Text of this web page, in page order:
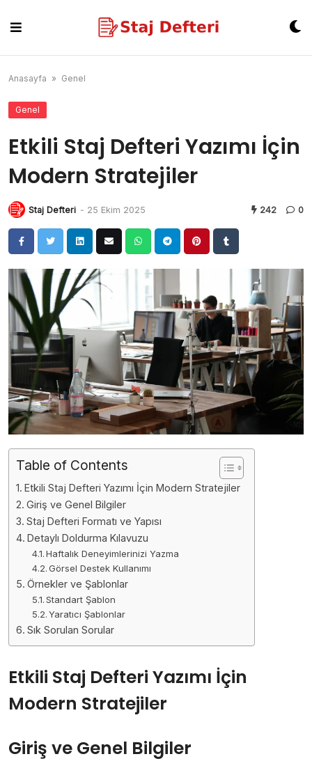
content
Anasayfa » Genel
Genel
Etkili Staj Defteri Yazımı İçin
Modern Stratejiler
Staj Defteri - 25 Ekim 2025 242 0
Table of Contents
Etkili Staj Defteri Yazımı İçin Modern Stratejiler
Giriş ve Genel Bilgiler
Staj Defteri Formatı ve Yapısı
Detaylı Doldurma Kılavuzu
Haftalık Deneyimlerinizi Yazma
Görsel Destek Kullanımı
Örnekler ve Şablonlar
Standart Şablon
Yaratıcı Şablonlar
Sık Sorulan Sorular
Etkili Staj Defteri Yazımı İçin
Modern Stratejiler
Giriş ve Genel Bilgiler